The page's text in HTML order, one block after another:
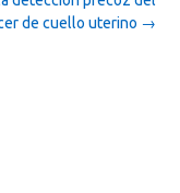
de cuello uterino →